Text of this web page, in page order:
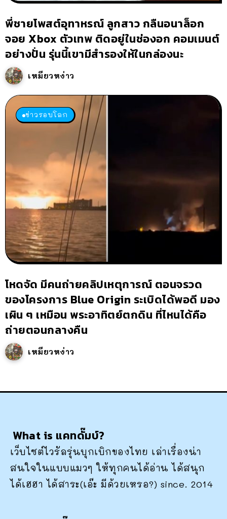
พี่ชายโพสต์อุทาหรณ์ ลูกสาว กลืนอนาล็อก
จอย Xbox ตัวเทพ ติดอยู่ในช่องอก คอมเมนต์
อย่างปั่น รุ่นนี้เขามีสำรองให้ในกล่องนะ
เหมียวหง่าว
ข่าวรอบโลก
โหดจัด มีคนถ่ายคลิปเหตุการณ์ ตอนจรวด
ของโครงการ Blue Origin ระเบิดได้พอดี มอง
เผิน ๆ เหมือน พระอาทิตย์ตกดิน ที่ไหนได้คือ
ถ่ายตอนกลางคืน
เหมียวหง่าว
What is แคทดั๊มบ์?
เว็บไซต์ไวรัลรุ่นบุกเบิกของไทย เล่าเรื่องน่า
สนใจในแบบแมวๆ ให้ทุกคนได้อ่าน ได้สนุก
ได้เฮฮา ได้สาระ(เอ๊ะ มีด้วยเหรอ?) since. 2014